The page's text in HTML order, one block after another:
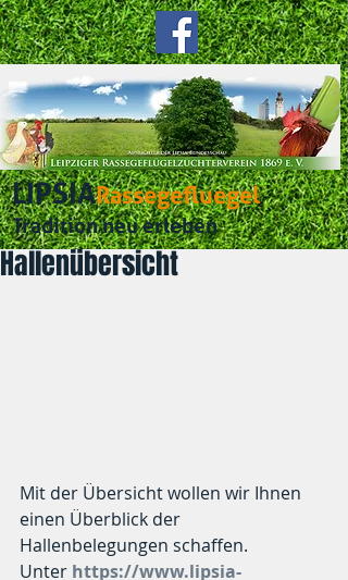
LIPSIARassegefluegel
Tradition neu erleben
Hallenübersicht
Mit der Übersicht wollen wir Ihnen
einen Überblick der
Hallenbelegungen schaffen.
Unter https://www.lipsia-